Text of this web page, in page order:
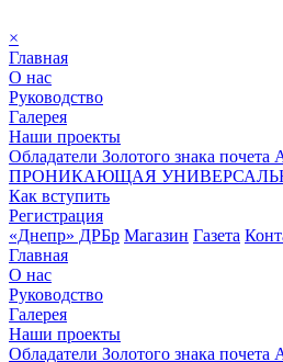
×
Главная
О нас
Руководство
Галерея
Наши проекты
Обладатели Золотого знака
ПРОНИКАЮЩАЯ
Как вступить
Регистрация
«Днепр» ДРБр Магазин Газета
Главная
О нас
Руководство
Галерея
Наши проекты
Обладатели Золотого знака